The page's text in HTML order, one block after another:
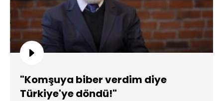
"Komşuya biber verdim diye
Türkiye'ye döndü!"